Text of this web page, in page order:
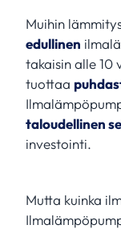
Muihin
edullinen
takaisin alle 10
tuottaa
taloudellinen
investointi.
Mutta kuinka